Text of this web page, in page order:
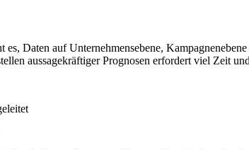
Daten auf Unternehmensebene,
aussagekräftiger Prognosen erfordert viel Zeit